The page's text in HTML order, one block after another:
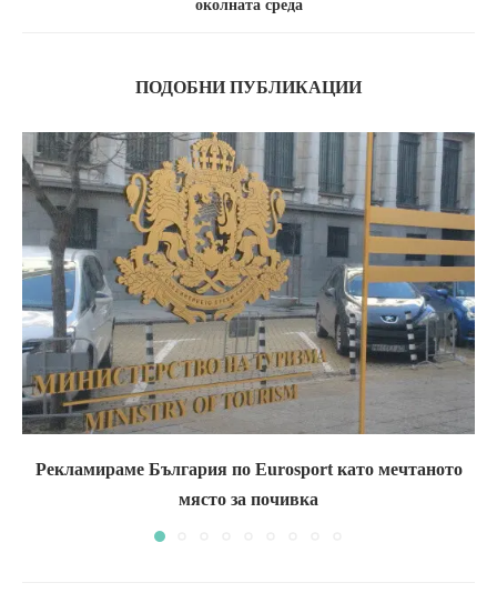
околната среда
ПОДОБНИ ПУБЛИКАЦИИ
Рекламираме България по Eurosport като мечтаното
място за почивка